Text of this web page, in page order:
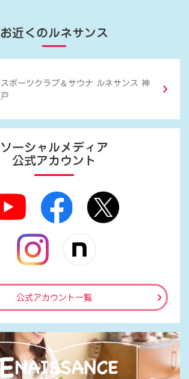
お近くのルネサンス
スポーツクラブ ＆ サウナ ルネサンス 神
戸
ソーシャルメディア
公式アカウント
公式アカウント一覧